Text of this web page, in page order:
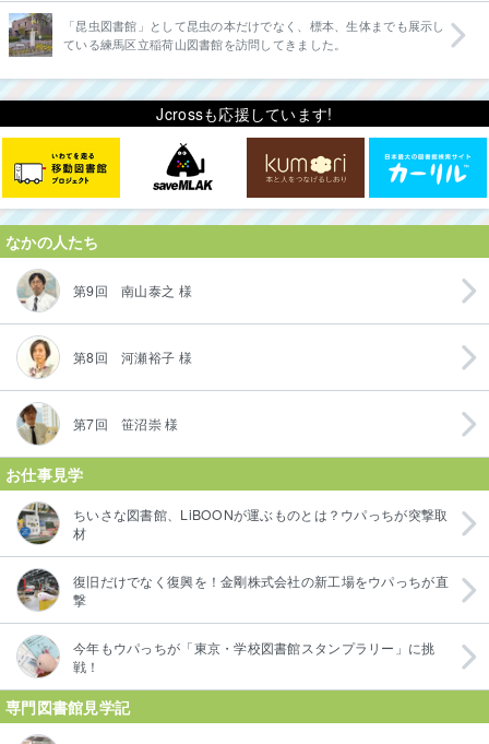
「昆虫図書館」として昆虫の本だけでなく、標本、生体までも展示し
ている練馬区立稲荷山図書館を訪問してきました。
Jcrossも応援しています!
なかの人たち
第9回 南山泰之 様
第8回 河瀬裕子 様
第7回 笹沼崇 様
お仕事見学
ちいさな図書館、LiBOONが運ぶものとは？ウパっちが突撃取
材
復旧だけでなく復興を！金剛株式会社の新工場をウパっちが直
撃
今年もウパっちが「東京・学校図書館スタンプラリー」に挑
戦！
専門図書館見学記